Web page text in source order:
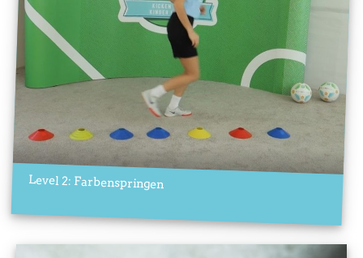
Level 2: Farbenspringen